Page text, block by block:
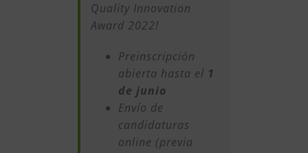
Quality Innovation
Award 2022!
Preinscripción
abierta hasta el 1
de junio
Envío de
candidaturas
online (previa